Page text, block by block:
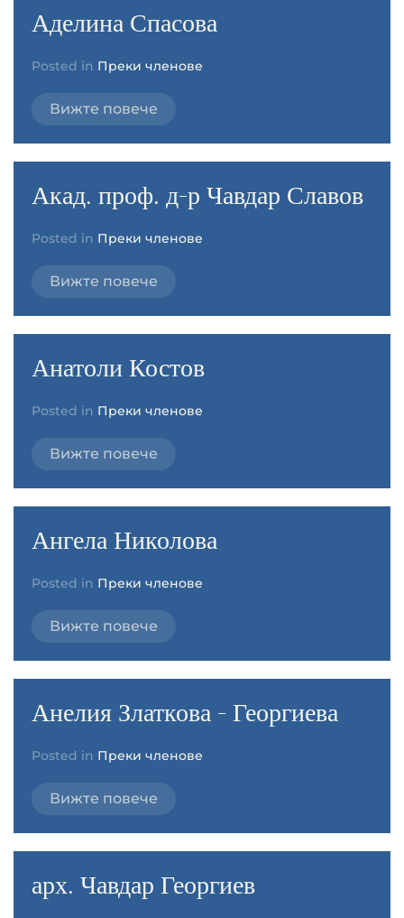
Аделина Спасова
Posted in Преки членове
Вижте повече
Акад. проф. д-р Чавдар Славов
Posted in Преки членове
Вижте повече
Анатоли Костов
Posted in Преки членове
Вижте повече
Ангела Николова
Posted in Преки членове
Вижте повече
Анелия Златкова - Георгиева
Posted in Преки членове
Вижте повече
арх. Чавдар Георгиев